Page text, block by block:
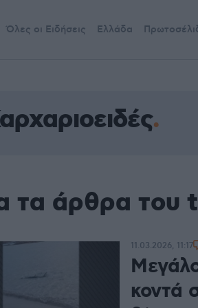
Όλες οι Ειδήσεις Ελλάδα
τα άρθρα του
κοντά
11.03.2026, 11:17